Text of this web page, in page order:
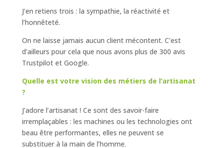
J’en retiens trois : la sympathie, la réactivité et
l’honnêteté.
On ne laisse jamais aucun client mécontent. C’est
d’ailleurs pour cela que nous avons plus de 300 avis
Trustpilot et Google.
Quelle est votre vision des métiers de l’artisanat
?
J’adore l’artisanat ! Ce sont des savoir-faire
irremplaçables : les machines ou les technologies ont
beau être performantes, elles ne peuvent se
substituer à la main de l’homme.